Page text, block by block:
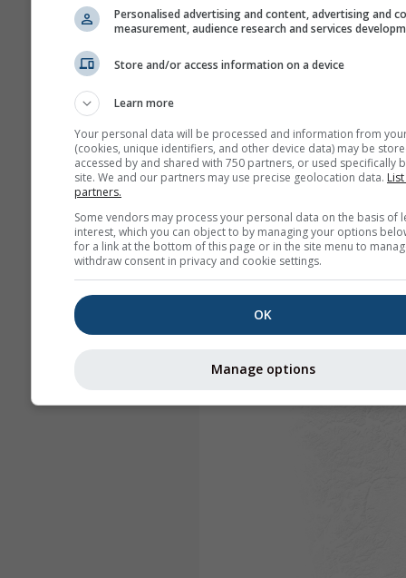
Personalised advertising and content, advertising and
measurement, audience research and services
Store and/or access information on a device
Learn more
Your personal data will be processed and information from
(cookies, unique identifiers, and other device data) may be
accessed by and shared with 750 partners, or used specifically
site. We and our partners may use precise geolocation data.
partners.
Some vendors may process your personal data on the basis of
interest, which you can object to by managing your options
for a link at the bottom of this page or in the site menu to
withdraw consent in privacy and cookie settings.
OK
Manage options